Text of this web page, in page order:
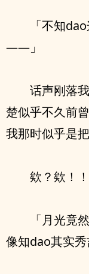
「不知
——」
话声刚落
楚似乎不久前
我那时似乎是
欸？欸！！
「月光竟
像知dao其实秀